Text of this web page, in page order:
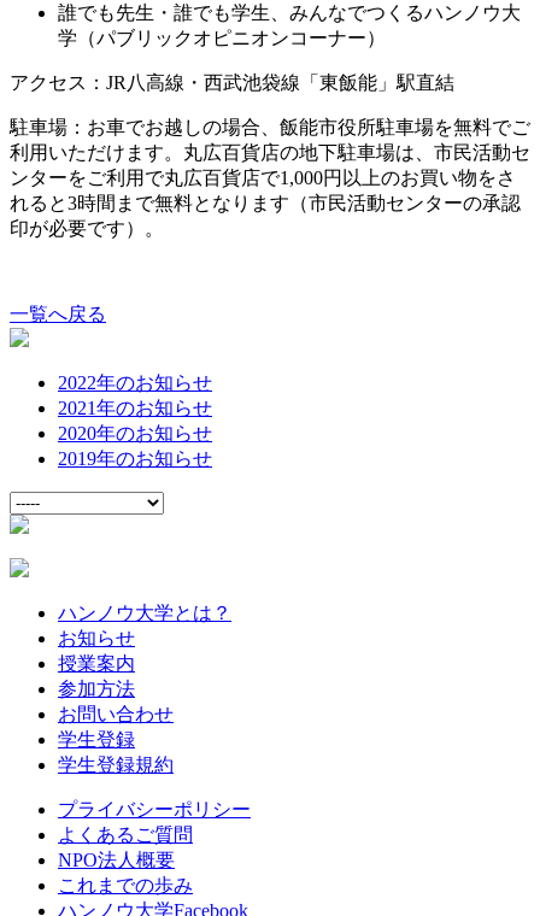
誰でも先生・誰でも学生、みんなでつくるハンノウ大
学（パブリックオピニオンコーナー）
アクセス：JR八高線・西武池袋線「東飯能」駅直結
駐車場：お車でお越しの場合、飯能市役所駐車場を無料でご
利用いただけます。丸広百貨店の地下駐車場は、市民活動セ
ンターをご利用で丸広百貨店で1,000円以上のお買い物をさ
れると3時間まで無料となります（市民活動センターの承認
印が必要です）。
一覧へ戻る
2022年のお知らせ
2021年のお知らせ
2020年のお知らせ
2019年のお知らせ
ハンノウ大学とは？
お知らせ
授業案内
参加方法
お問い合わせ
学生登録
学生登録規約
プライバシーポリシー
よくあるご質問
NPO法人概要
これまでの歩み
ハンノウ大学Facebook